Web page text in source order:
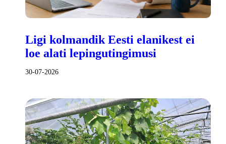
Ligi kolmandik Eesti elanikest ei
loe alati lepingutingimusi
30-07-2026